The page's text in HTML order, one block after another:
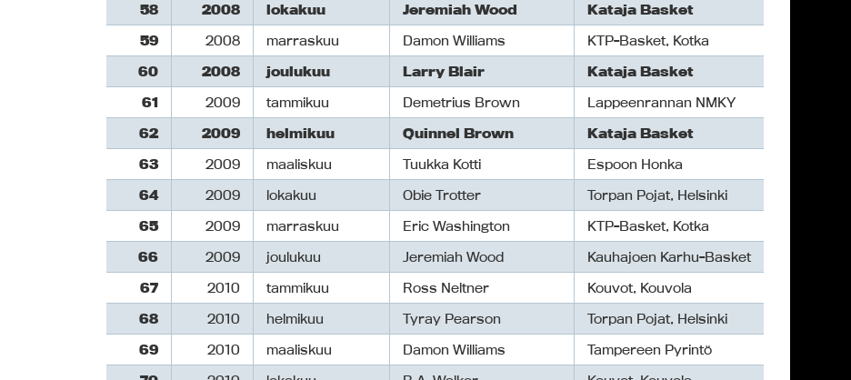
58
2008 lokakuu Jeremiah Wood
Kataja Basket
59
2008 marraskuu Damon Williams
KTP-Basket, Kotka
60
2008 joulukuu Larry Blair
Kataja Basket
61
2009 tammikuu Demetrius Brown
Lappeenrannan NMKY
62
2009 helmikuu Quinnel Brown
Kataja Basket
63
2009 maaliskuu Tuukka Kotti
Espoon Honka
64
2009 lokakuu Obie Trotter
Torpan Pojat, Helsinki
65
2009 marraskuu Eric Washington
KTP-Basket, Kotka
66
2009 joulukuu Jeremiah Wood
Kauhajoen Karhu-Basket
67
2010 tammikuu Ross Neltner
Kouvot, Kouvola
68
2010 helmikuu Tyray Pearson
Torpan Pojat, Helsinki
69
2010 maaliskuu Damon Williams
Tampereen Pyrintö